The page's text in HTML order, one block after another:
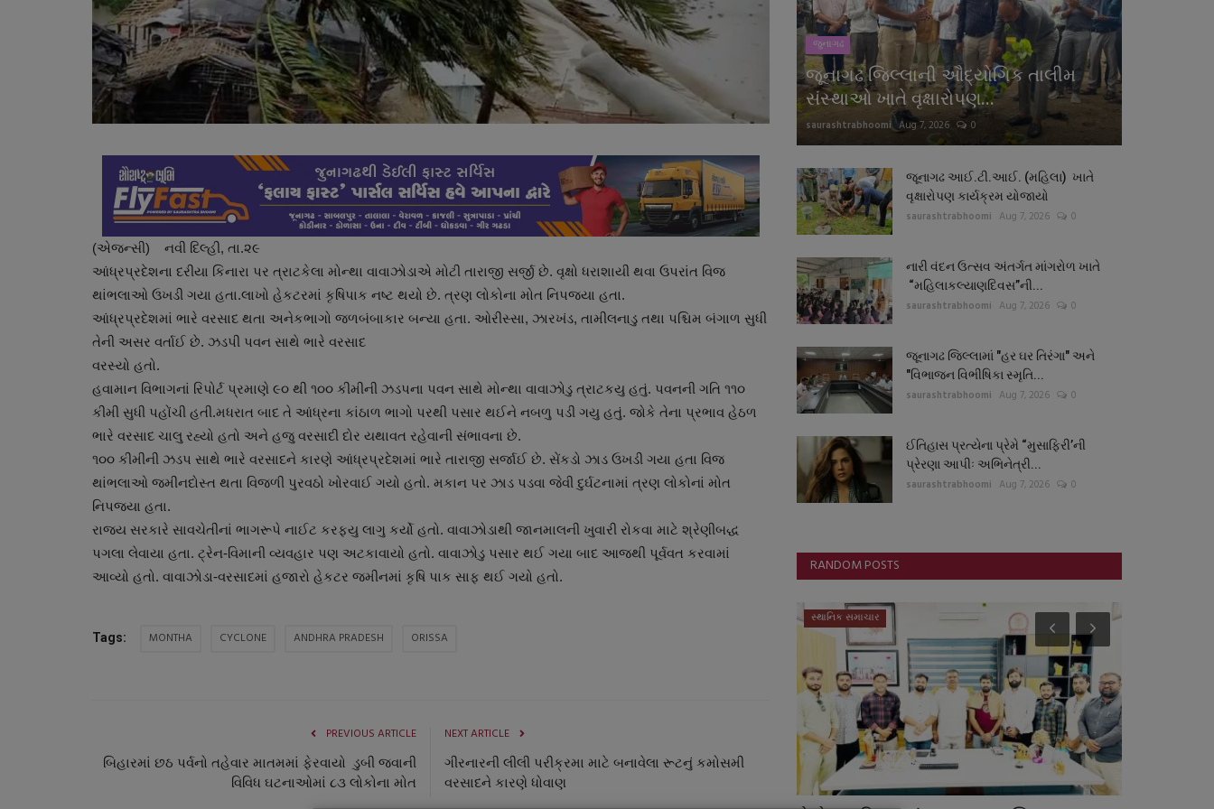
(એજન્સી) નવી દિલ્હી, તા.૨૯
આંધ્રપ્રદેશના દરીયા કિનારા પર ત્રાટકેલા મોન્થા વાવાઝોડાએ મોટી તારાજી સર્જી છે. વૃક્ષો ધરાશાયી થવા ઉપરાંત વિજ
થાંભલાઓ ઉખડી ગયા હતા.લાખો હેકટરમાં કૃષિપાક નષ્ટ થયો છે. ત્રણ લોકોના મોત નિપજયા હતા.
આંધ્રપ્રદેશમાં ભારે વરસાદ થતા અનેકભાગો જળબંબાકાર બન્યા હતા. ઓરીસ્સા, ઝારખંડ, તામીલનાડુ તથા પશ્ચિમ બંગાળ સુધી
તેની અસર વર્તાઈ છે. ઝડપી પવન સાથે ભારે વરસાદ
વરસ્યો હતો.
હવામાન વિભાગનાં રિપોર્ટ પ્રમાણે ૯૦ થી ૧૦૦ કીમીની ઝડપના પવન સાથે મોન્થા વાવાઝોડુ ત્રાટકયુ હતું. પવનની ગતિ ૧૧૦
કીમી સુધી પહોંચી હતી.મધરાત બાદ તે આંધ્રના કાંઠાળ ભાગો પરથી પસાર થઈને નબળુ પડી ગયુ હતું. જોકે તેના પ્રભાવ હેઠળ
ભારે વરસાદ ચાલુ રહ્યો હતો અને હજુ વરસાદી દોર યથાવત રહેવાની સંભાવના છે.
૧૦૦ કીમીની ઝડપ સાથે ભારે વરસાદને કારણે આંધ્રપ્રદેશમાં ભારે તારાજી સર્જાઈ છે. સેંકડો ઝાડ ઉખડી ગયા હતા વિજ
થાંભલાઓ જમીનદોસ્ત થતા વિજળી પુરવઠો ખોરવાઈ ગયો હતો. મકાન પર ઝાડ પડવા જેવી દુર્ઘટનામાં ત્રણ લોકોનાં મોત
નિપજયા હતા.
રાજય સરકારે સાવચેતીનાં ભાગરૂપે નાઈટ કરફયુ લાગુ કર્યો હતો. વાવાઝોડાથી જાનમાલની ખુવારી રોકવા માટે શ્રેણીબદ્ધ
પગલા લેવાયા હતા. ટ્રેન-વિમાની વ્યવહાર પણ અટકાવાયો હતો. વાવાઝોડુ પસાર થઈ ગયા બાદ આજથી પૂર્વવત કરવામાં
આવ્યો હતો. વાવાઝોડા-વરસાદમાં હજારો હેકટર જમીનમાં કૃષિ પાક સાફ થઈ ગયો હતો.
Tags: MONTHA CYCLONE ANDHRA PRADESH ORISSA
PREVIOUS ARTICLE
બિહારમાં છઠ પર્વનો તહેવાર માતમમાં ફેરવાયો ડુબી જવાની
વિવિધ ઘટનાઓમાં ૮૩ લોકોના મોત
NEXT ARTICLE
ગીરનારની લીલી પરીક્રમા માટે બનાવેલા રૂટનું કમોસમી
વરસાદને કારણે ધોવાણ
જુનાગઢ
જૂનાગઢ જિલ્લાની ઔદ્યોગિક તાલીમ
સંસ્થાઓ ખાતે વૃક્ષારોપણ...
saurashtrabhoomi Aug 7, 2026 0
જૂનાગઢ આઈ.ટી.આઈ. (મહિલા) ખાતે
વૃક્ષારોપણ કાર્યક્રમ યોજાયો
saurashtrabhoomi Aug 7, 2026 0
નારી વંદન ઉત્સવ અંતર્ગત માંગરોળ ખાતે
“મહિલાકલ્યાણદિવસ”ની...
saurashtrabhoomi Aug 7, 2026 0
જૂનાગઢ જિલ્લામાં "હર ઘર તિરંગા" અને
"વિભાજન વિભીષિકા સ્મૃતિ...
saurashtrabhoomi Aug 7, 2026 0
ઈતિહાસ પ્રત્યેના પ્રેમે “મુસાફિરી’ની
પ્રેરણા આપીઃ અભિનેત્રી...
saurashtrabhoomi Aug 7, 2026 0
RANDOM POSTS
સ્થાનિક સમાચાર